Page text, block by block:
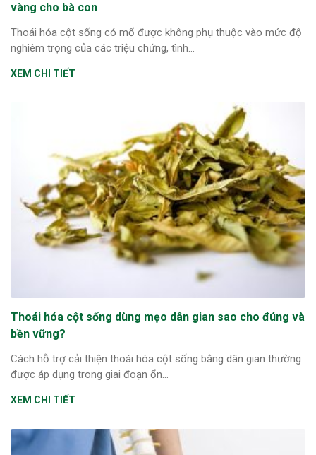
vàng cho bà con
Thoái hóa cột sống có mổ được không phụ thuộc vào mức độ
nghiêm trọng của các triệu chứng, tình...
XEM CHI TIẾT
Thoái hóa cột sống dùng mẹo dân gian sao cho đúng và
bền vững?
Cách hỗ trợ cải thiện thoái hóa cột sống bằng dân gian thường
được áp dụng trong giai đoạn ổn...
XEM CHI TIẾT